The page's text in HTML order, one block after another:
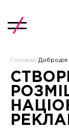
Головна/ Добродія